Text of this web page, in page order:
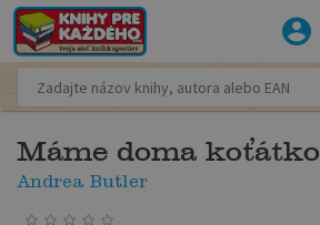
Máme doma koťátko
Andrea Butler